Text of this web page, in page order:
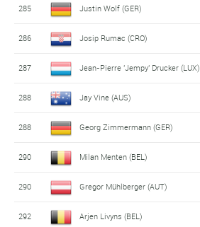
285 Justin Wolf (GER)
286 Josip Rumac (CRO)
287 Jean-Pierre 'Jempy' Drucker (LUX)
288 Jay Vine (AUS)
288 Georg Zimmermann (GER)
290 Milan Menten (BEL)
290 Gregor Mühlberger (AUT)
292 Arjen Livyns (BEL)